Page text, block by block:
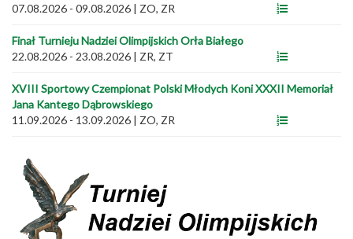
07.08.2026 - 09.08.2026 | ZO, ZR
Finał Turnieju Nadziei Olimpijskich Orła Białego
22.08.2026 - 23.08.2026 | ZR, ZT
XVIII Sportowy Czempionat Polski Młodych Koni XXXII Memoriał
Jana Kantego Dąbrowskiego
11.09.2026 - 13.09.2026 | ZO, ZR